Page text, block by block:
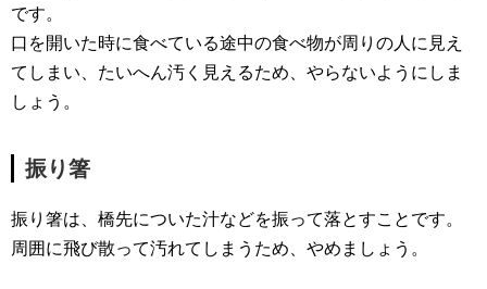
です。
口を開いた時に食べている途中の食べ物が周りの人に見え
てしまい、たいへん汚く見えるため、やらないようにしま
しょう。
振り箸
振り箸は、橋先についた汁などを振って落とすことです。
周囲に飛び散って汚れてしまうため、やめましょう。